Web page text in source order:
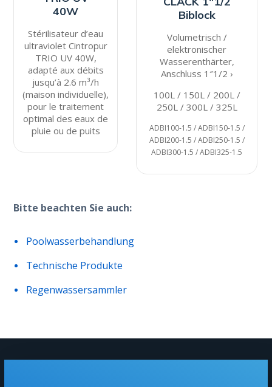
TRIO UV 40W,
jusqu’à 2.6 m³/h
(maison individuelle),
pour le traitement
optimal des eaux de
pluie ou de puits
elektronischer
Wasserenthärter,
100L / 150L / 200L /
250L / 300L / 325L
ADBI200-1.5 / ADBI250-1.5 /
ADBI300-1.5 / ADBI325-1.5
Regenwassersammler